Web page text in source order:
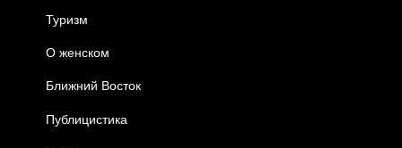
Туризм
О женском
Ближний Восток
Публицистика